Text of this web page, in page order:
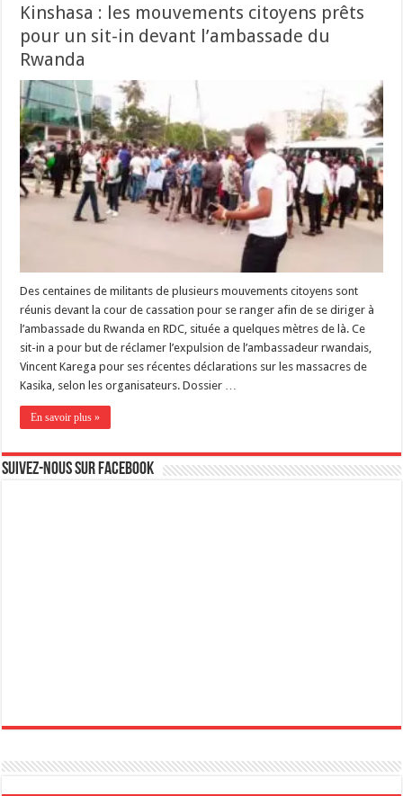
Kinshasa : les mouvements citoyens prêts
pour un sit-in devant l’ambassade du
Rwanda
Des centaines de militants de plusieurs mouvements citoyens sont
réunis devant la cour de cassation pour se ranger afin de se diriger à
l’ambassade du Rwanda en RDC, située a quelques mètres de là. Ce
sit-in a pour but de réclamer l’expulsion de l’ambassadeur rwandais,
Vincent Karega pour ses récentes déclarations sur les massacres de
Kasika, selon les organisateurs. Dossier …
En savoir plus »
Suivez-nous sur Facebook